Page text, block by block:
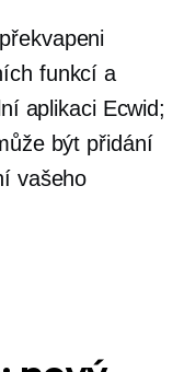
funkcí a
aplikaci Ecwid;
být přidání
vašeho